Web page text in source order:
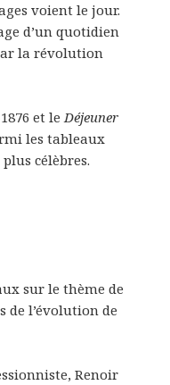
voient le jour.
d’un quotidien
la révolution
et leDéjeuner
les tableaux
célèbres.
sur le thème de
de l’évolution de
Renoir